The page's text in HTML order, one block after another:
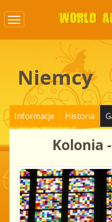
Niemcy
Informacje Historia
Kolonia